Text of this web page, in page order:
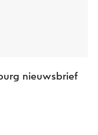
nieuwsbrief